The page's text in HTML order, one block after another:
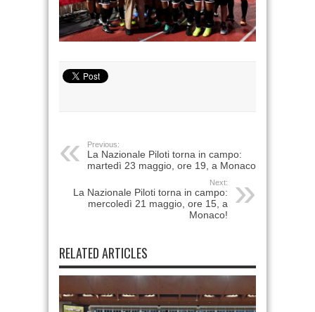
Previous:
La Nazionale Piloti torna in campo:
martedì 23 maggio, ore 19, a Monaco!
Next:
La Nazionale Piloti torna in campo:
mercoledì 21 maggio, ore 15, a
Monaco!
RELATED ARTICLES